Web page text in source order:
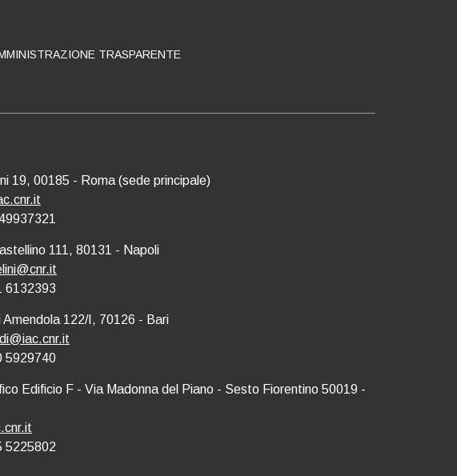
TRASPARENTE
19, 00185 - Roma (sede principale)
111, 80131 - Napoli
6132393
Amendola 122/I, 70126 - Bari
5929740
Edificio F - Via Madonna del Piano - Sesto Fiorentino 50019 -
5225802